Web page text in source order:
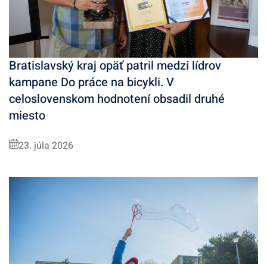
Bratislavský kraj opäť patril medzi lídrov
kampane Do práce na bicykli. V
celoslovenskom hodnotení obsadil druhé
miesto
23. júla 2026